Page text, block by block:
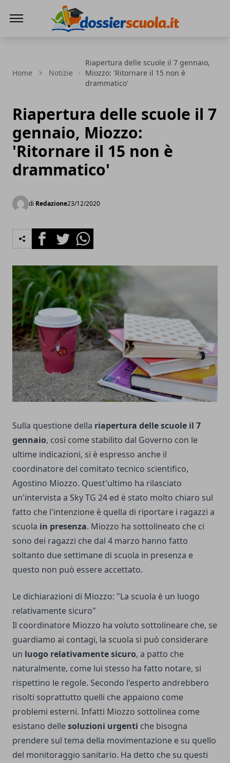
Home Notizie
Riapertura delle scuole il 7 gennaio,
Miozzo: 'Ritornare il 15 non è
drammatico'
Riapertura delle scuole il 7
gennaio, Miozzo:
'Ritornare il 15 non è
drammatico'
di Redazione23/12/2020
FacebookTwitterWhatsapp
Sulla questione della riapertura delle scuole il 7
gennaio, così come stabilito dal Governo con le
ultime indicazioni, si è espresso anche il
coordinatore del comitato tecnico scientifico,
Agostino Miozzo. Quest'ultimo ha rilasciato
un'intervista a Sky TG 24 ed è stato molto chiaro sul
fatto che l'intenzione è quella di riportare i ragazzi a
scuola in presenza. Miozzo ha sottolineato che ci
sono dei ragazzi che dal 4 marzo hanno fatto
soltanto due settimane di scuola in presenza e
questo non può essere accettato.
Le dichiarazioni di Miozzo: "La scuola è un luogo
relativamente sicuro"
Il coordinatore Miozzo ha voluto sottolineare che, se
guardiamo ai contagi, la scuola si può considerare
un luogo relativamente sicuro, a patto che
naturalmente, come lui stesso ha fatto notare, si
rispettino le regole. Secondo l'esperto andrebbero
risolti soprattutto quelli che appaiono come
problemi esterni. Infatti Miozzo sottolinea come
esistano dellesoluzioni urgenti che bisogna
prendere sul tema della movimentazione e su quello
del monitoraggio sanitario. Ha detto che su questi